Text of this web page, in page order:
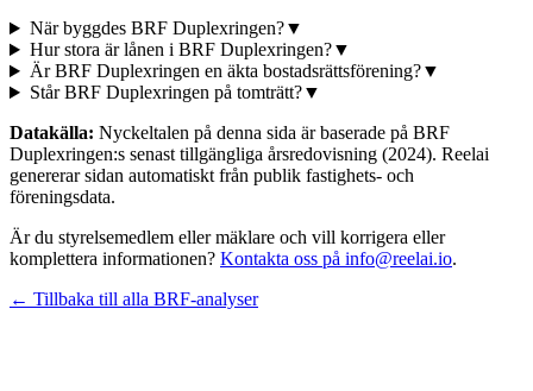
När byggdes BRF Duplexringen?▼
Hur stora är lånen i BRF Duplexringen?▼
Är BRF Duplexringen en äkta bostadsrättsförening?▼
Står BRF Duplexringen på tomträtt?▼
Datakälla: Nyckeltalen på denna sida är baserade på BRF
Duplexringen:s senast tillgängliga årsredovisning (2024). Reelai
genererar sidan automatiskt från publik fastighets- och
föreningsdata.
Är du styrelsemedlem eller mäklare och vill korrigera eller
komplettera informationen? Kontakta oss på info@reelai.io.
← Tillbaka till alla BRF-analyser